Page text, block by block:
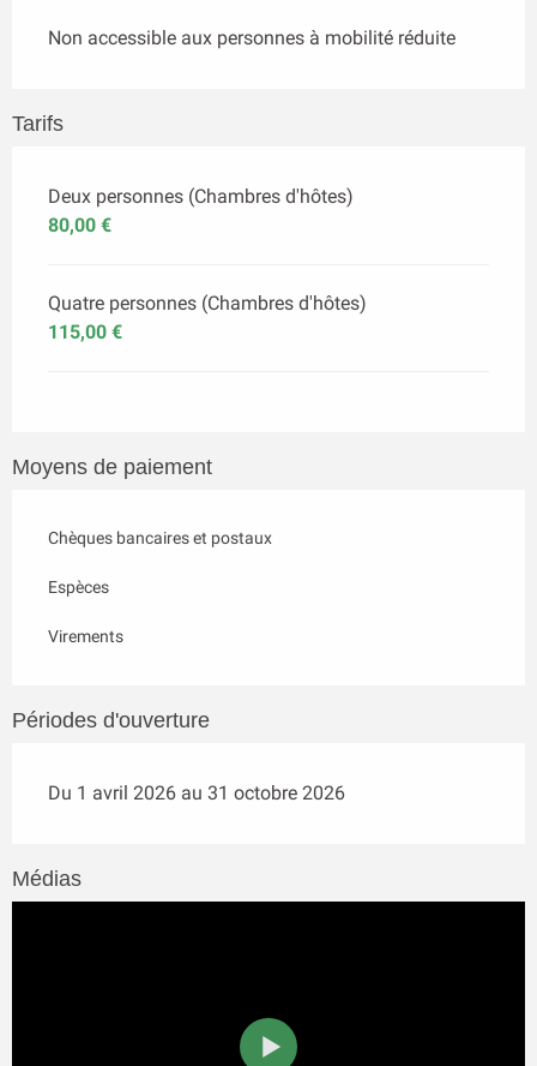
Non accessible aux personnes à mobilité réduite
Tarifs
Deux personnes (Chambres d'hôtes)
80,00 €
Quatre personnes (Chambres d'hôtes)
115,00 €
Moyens de paiement
Chèques bancaires et postaux
Espèces
Virements
Périodes d'ouverture
Du 1 avril 2026 au 31 octobre 2026
Médias